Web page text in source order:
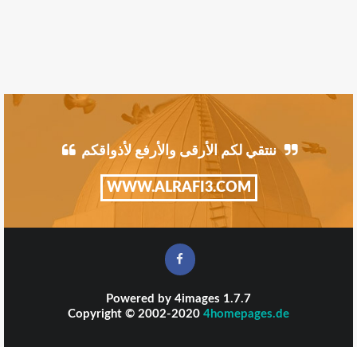
ننتقي لكم الأرقى والأرفع لأذواقكم
WWW.ALRAFI3.COM
Powered by 4images 1.7.7
Copyright © 2002-2020 4homepages.de